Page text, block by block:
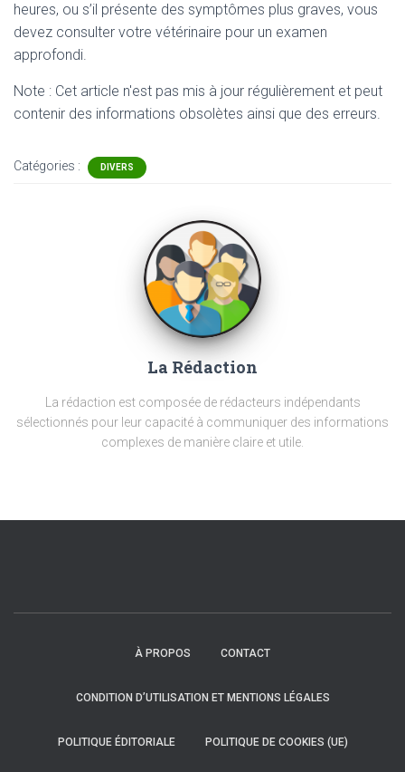
heures, ou s’il présente des symptômes plus graves, vous
devez consulter votre vétérinaire pour un examen
approfondi.
Note : Cet article n'est pas mis à jour régulièrement et peut
contenir des informations obsolètes ainsi que des erreurs.
Catégories : DIVERS
La Rédaction
La rédaction est composée de rédacteurs indépendants
sélectionnés pour leur capacité à communiquer des informations
complexes de manière claire et utile.
À PROPOS CONTACT
CONDITION D’UTILISATION ET MENTIONS LÉGALES
POLITIQUE ÉDITORIALE POLITIQUE DE COOKIES (UE)